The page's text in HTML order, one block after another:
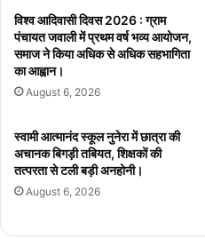
विश्व आदिवासी दिवस 2026 : ग्राम
पंचायत जवाली में प्रथम वर्ष भव्य आयोजन,
समाज ने किया अधिक से अधिक सहभागिता
का आह्वान।
August 6, 2026
स्वामी आत्मानंद स्कूल नुनेरा में छात्रा की
अचानक बिगड़ी तबियत, शिक्षकों की
तत्परता से टली बड़ी अनहोनी।
August 6, 2026